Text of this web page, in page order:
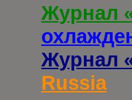
Журнал
Журнал
Russia